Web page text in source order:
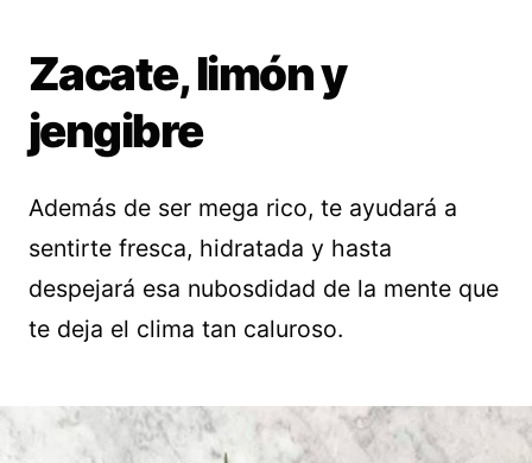
Zacate, limón y
jengibre
Además de ser mega rico, te ayudará a
sentirte fresca, hidratada y hasta
despejará esa nubosdidad de la mente que
te deja el clima tan caluroso.